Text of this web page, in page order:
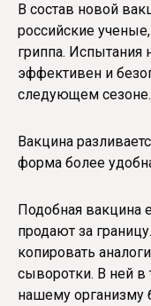
В состав новой
российские
гриппа.
эффективен и
следующем сезоне.
Вакцина
форма более
Подобная вакцина
продают за
копировать
сыворотки. В ней
нашему организму